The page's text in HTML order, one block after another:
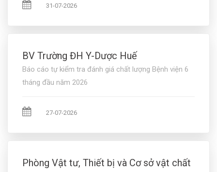
31-07-2026
BV Trường ĐH Y-Dược Huế
Báo cáo tự kiểm tra đánh giá chất lượng Bệnh viện 6
tháng đầu năm 2026
27-07-2026
Phòng Vật tư, Thiết bị và Cơ sở vật chất